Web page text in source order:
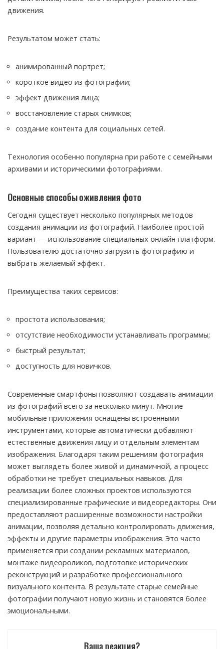
движения.
Результатом может стать:
анимированный портрет;
короткое видео из фотографии;
эффект движения лица;
восстановление старых снимков;
создание контента для социальных сетей.
Технология особенно популярна при работе с семейными
архивами и историческими фотографиями.
Основные способы оживления фото
Сегодня существует несколько популярных методов
создания анимации из фотографий. Наиболее простой
вариант — использование специальных онлайн-платформ.
Пользователю достаточно загрузить фотографию и
выбрать желаемый эффект.
Преимущества таких сервисов:
простота использования;
отсутствие необходимости устанавливать программы;
быстрый результат;
доступность для новичков.
Современные смартфоны позволяют создавать анимации
из фотографий всего за несколько минут. Многие
мобильные приложения оснащены встроенными
инструментами, которые автоматически добавляют
естественные движения лицу и отдельным элементам
изображения. Благодаря таким решениям фотография
может выглядеть более живой и динамичной, а процесс
обработки не требует специальных навыков. Для
реализации более сложных проектов используются
специализированные графические и видеоредакторы. Они
предоставляют расширенные возможности настройки
анимации, позволяя детально контролировать движения,
эффекты и другие параметры изображения. Это часто
применяется при создании рекламных материалов,
монтаже видеороликов, подготовке исторических
реконструкций и разработке профессионального
визуального контента. В результате старые семейные
фотографии получают новую жизнь и становятся более
эмоциональными.
Ваша реакция?